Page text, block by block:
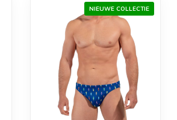
NIEUWE COLLECTIE